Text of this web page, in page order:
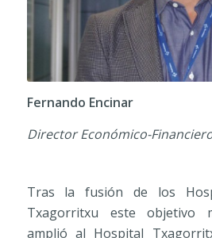
Fernando Encinar
Director Económico-
Tras la fusión de los
Txagorritxu este objetivo
amplió al Hospital